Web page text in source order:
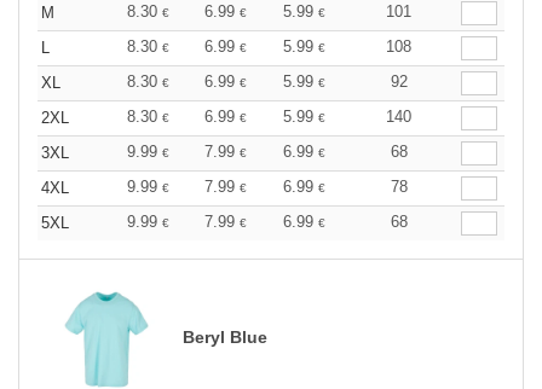
M
8.30 € 6.99 € 5.99 €
101
8.30 € 6.99 € 5.99 €
108
XL
8.30 € 6.99 € 5.99 €
92
2XL
8.30 € 6.99 € 5.99 €
140
3XL
9.99 € 7.99 € 6.99 €
68
4XL
9.99 € 7.99 € 6.99 €
78
5XL
9.99 € 7.99 € 6.99 € 68
Beryl Blue